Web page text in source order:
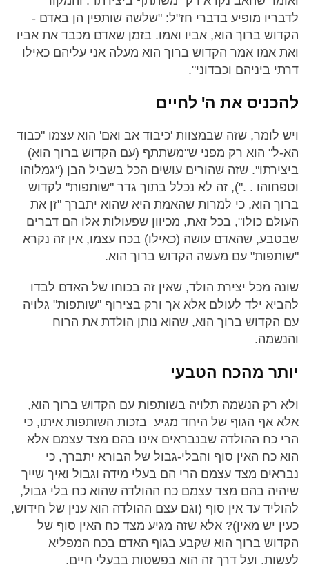
לדבריו מופיע בדברי חז"ל: "שלשה שותפין הן באדם -
הקדוש ברוך הוא, אביו ואמו. בזמן שאדם מכבד את אביו
ואת אמו אמר הקדוש ברוך הוא מעלה אני עליהם כאילו
דרתי ביניהם וכבדוני".
להכניס את ה' לחיים
ויש לומר, שזה שבמצוות 'כיבוד אב ואם' הוא עצמו "כבוד
הא-ל" הוא רק מפני ש"משתתף (עם הקדוש ברוך הוא)
ביצירתו". שזה שהורים עושים הכל בשביל הבן ("גמלוהו
וטפחוהו . ."), זה לא נכלל בתוך גדר "שותפות" לקדוש
ברוך הוא, כי למרות שהאמת היא שהוא יתברך "זן את
העולם כולו", בכל זאת, מכיוון שפעולות אלו הם דברים
שבטבע, שהאדם עושה (כאילו) בכח עצמו, אין זה נקרא
"שותפות" עם מעשה הקדוש ברוך הוא.
שונה מכל יצירת הולד, שאין זה בכוחו של האדם לבדו
להביא ילד לעולם אלא אך ורק בצירוף "שותפות" גלויה
עם הקדוש ברוך הוא, שהוא נותן הולדת את הרוח
והנשמה.
יותר מהכח הטבעי
ולא רק הנשמה תלויה בשותפות עם הקדוש ברוך הוא,
אלא אף הגוף של היחד מגיע בזכות השותפות איתו, כי
הרי כח ההולדה שבנבראים אינו בהם מצד עצמם אלא
הוא כח האין סוף והבלי-גבול של הבורא יתברך, כי
נבראים מצד עצמם הרי הם בעלי מידה וגבול ואיך שייך
שיהיה בהם מצד עצמם כח ההולדה שהוא כח בלי גבול,
להוליד עד אין סוף (וגם עצם ההולדה הוא ענין של חידוש,
כעין יש מאין)? אלא שזה מגיע מצד כח האין סוף של
הקדוש ברוך הוא שקבע בגוף האדם בכח המפליא
לעשות. ועל דרך זה הוא בפשטות בבעלי חיים.